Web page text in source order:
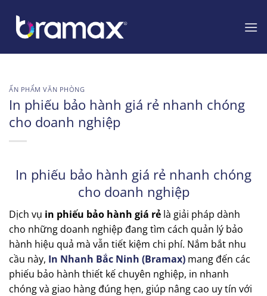
dung
ẤN PHẨM VĂN PHÒNG
In phiếu bảo hành giá rẻ nhanh chóng
cho doanh nghiệp
In phiếu bảo hành giá rẻ nhanh chóng
cho doanh nghiệp
Dịch vụ in phiếu bảo hành giá rẻ là giải pháp dành
cho những doanh nghiệp đang tìm cách quản lý bảo
hành hiệu quả mà vẫn tiết kiệm chi phí. Nắm bắt nhu
cầu này, In Nhanh Bắc Ninh (Bramax) mang đến các
phiếu bảo hành thiết kế chuyên nghiệp, in nhanh
chóng và giao hàng đúng hẹn, giúp nâng cao uy tín với